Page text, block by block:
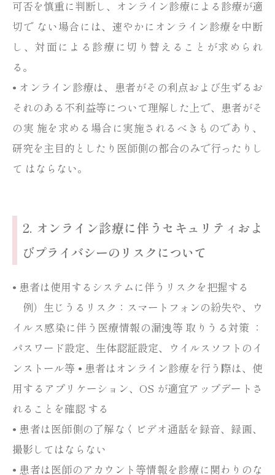
可否を慎重に判断し、オンライン診療による診療が適
切で ない場合には、速やかにオンライン診療を中断
し、対面による診療に切り替えることが求められ
る。
• オンライン診療は、患者がその利点および生ずるお
それのある不利益等について理解した上で、患者がそ
の実 施を求める場合に実施されるべきものであり、
研究を主目的としたり医師側の都合のみで行ったりし
て はならない。
2. オンライン診療に伴うセキュリティおよ
びプライバシーのリスクについて
• 患者は使用するシステムに伴うリスクを把握する
例）生じうるリスク：スマートフォンの紛失や、ウ
イルス感染に伴う医療情報の漏洩等 取りうる対策 ：
パスワード設定、生体認証設定、ウイルスソフトのイ
ンストール等 • 患者はオンライン診療を行う際は、使
用するアプリケーション、OS が適宜アップデートさ
れることを確認 する
• 患者は医師側の了解なくビデオ通話を録音、録画、
撮影してはならない
• 患者は医師のアカウント等情報を診療に関わりのな